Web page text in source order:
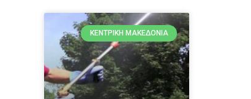
ΚΕΝΤΡΙΚΉ ΜΑΚΕΔΟΝΊΑ